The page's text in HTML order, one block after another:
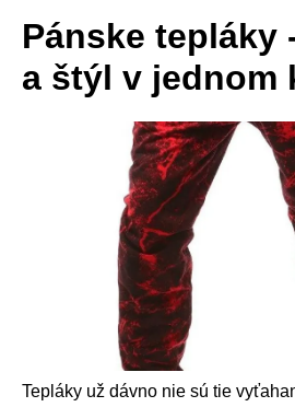
Pánske tepláky
a štýl v jednom
Tepláky už dávno nie sú tie